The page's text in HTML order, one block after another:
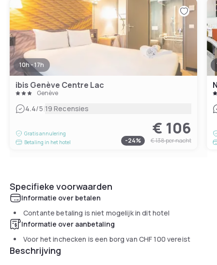
10h - 17h
ibis Genève Centre Lac
Genève
4.4/5|19 Recensies
Gratis annulering
Betaling in het hotel
€ 106
-24% € 138per nacht
Specifieke voorwaarden
Informatie over betalen
Contante betaling is niet mogelijk in dit hotel
Informatie over aanbetaling
Voor het inchecken is een borg van CHF 100 vereist
Beschrijving